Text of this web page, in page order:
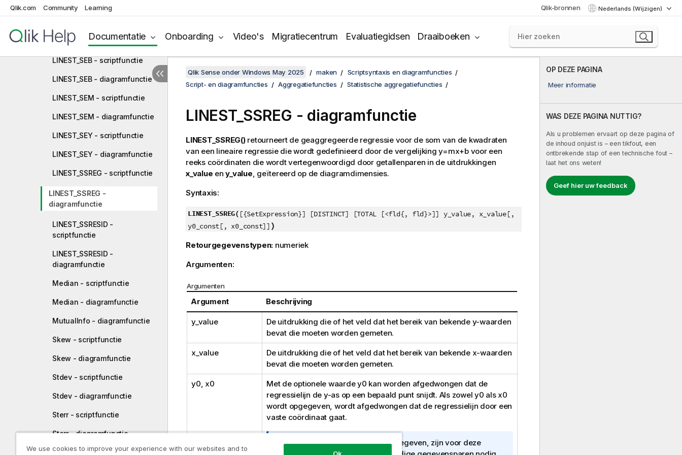
Qlik.com Community Learning Qlik-bronnen Nederlands (Wijzigen)
Documentatie Onboarding Video's Migratiecentrum Evaluatiegidsen Draaiboeken
LINEST_M - diagramfunctie
LINEST_R2 - diagramfunctie
LINEST_SEB - scriptfunctie
LINEST_SEB - diagramfunctie
LINEST_SEM - scriptfunctie
LINEST_SEM - diagramfunctie
LINEST_SEY - scriptfunctie
LINEST_SEY - diagramfunctie
LINEST_SSREG - scriptfunctie
LINEST_SSREG -
diagramfunctie
LINEST_SSRESID -
scriptfunctie
LINEST_SSRESID -
diagramfunctie
Median - scriptfunctie
Median - diagramfunctie
MutualInfo - diagramfunctie
Skew - scriptfunctie
Skew - diagramfunctie
Stdev - scriptfunctie
Stdev - diagramfunctie
Sterr - scriptfunctie
Sterr - diagramfunctie
STEYX - scriptfunctie
OP DEZE PAGINA
Meer informatie
WAS DEZE PAGINA NUTTIG?
Als u problemen ervaart op deze pagina of
de inhoud onjuist is – een tikfout, een
ontbrekende stap of een technische fout –
laat het ons weten!
Geef hier uw feedback
Qlik Sense onder Windows May 2025 maken
Scriptsyntaxis en diagramfuncties
Script- en diagramfuncties
Aggregatiefuncties Statistische aggregatiefuncties
LINEST_SSREG - diagramfunctie
LINEST_SSREG()retourneert de geaggregeerde regressie voor de som van de kwadraten
van een lineaire regressie die wordt gedefinieerd door de vergelijkingy=mx+bvoor een
reeks coördinaten die wordt vertegenwoordigd door getallenparen in de uitdrukkingen
x_value eny_value, geïtereerd op de diagramdimensies.
Syntaxis:
LINEST_SSREG( [{SetExpression}] [DISTINCT] [TOTAL [<fld{, fld}>]] y_value, x_value[,
y0_const[, x0_const]] )
Retourgegevenstypen: numeriek
Argumenten:
Argumenten
Argument Beschrijving
y_value De uitdrukking die of het veld dat het bereik van bekende y-waarden
bevat die moeten worden gemeten.
x_value De uitdrukking die of het veld dat het bereik van bekende x-waarden
bevat die moeten worden gemeten.
y0, x0 Met de optionele waardey0 kan worden afgedwongen dat de
regressielijn de y-as op een bepaald punt snijdt. Als zowel y0 als x0
wordt opgegeven, wordt afgedwongen dat de regressielijn door een
vaste coördinaat gaat.
ITenzij zowely0alsx0zijn opgegeven, zijn voor deze
We use cookies to improve your experience with our websites and to